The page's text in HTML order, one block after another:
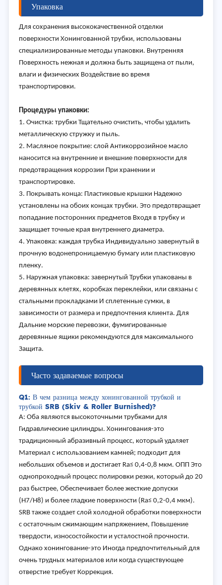
Упаковка
Для сохранения высококачественной отделки
поверхности Хонингованной трубки, использованы
специализированные методы упаковки. Внутренняя
Поверхность нежная и должна быть защищена от пыли,
влаги и физических Воздействие во время
транспортировки.
Процедуры упаковки:
1. Очистка: трубки Тщательно очистить, чтобы удалить
металлическую стружку и пыль.
2. Масляное покрытие: слой Антикоррозийное масло
наносится на внутренние и внешние поверхности для
предотвращения коррозии При хранении и
транспортировке.
3. Покрывать конца: Пластиковые крышки Надежно
установлены на обоих концах трубки. Это предотвращает
попадание посторонних предметов Входя в трубку и
защищает точные края внутреннего диаметра.
4. Упаковка: каждая трубка Индивидуально завернутый в
прочную водонепроницаемую бумагу или пластиковую
пленку.
5. Наружная упаковка: завернутый Трубки упакованы в
деревянных клетях, коробках переклейки, или связаны с
стальными прокладками И сплетенные сумки, в
зависимости от размера и предпочтения клиента. Для
Дальние морские перевозки, фумигированные
деревянные ящики рекомендуются для максимального
Защита.
Часто задаваемые вопросы
Q1: В чем разница между хонингованной трубкой и
трубкой SRB (Skiv & Roller Burnished)?
A: Оба являются высокоточными трубками для
Гидравлические цилиндры. Хонингования-это
традиционный абразивный процесс, который удаляет
Материал с использованием камней; подходит для
небольших объемов и достигает Ra≤ 0,4-0,8 мкм. ОПП Это
однопроходный процесс полировки резки, который до 20
раз быстрее, Обеспечивает более жесткие допуски
(H7/H8) и более гладкие поверхности (Ra≤ 0,2-0,4 мкм).
SRB также создает слой холодной обработки поверхности
с остаточным сжимающим напряжением, Повышение
твердости, износостойкости и усталостной прочности.
Однако хонингование-это Иногда предпочтительный для
очень трудных материалов или когда существующее
отверстие требует Коррекция.